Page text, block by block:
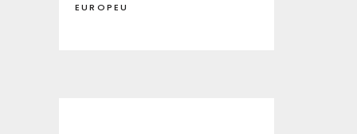
EUROPEU